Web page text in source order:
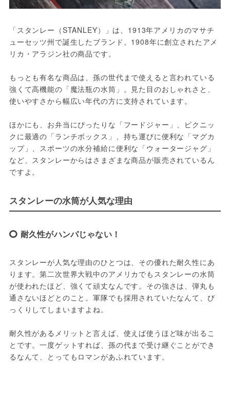
「スタンレー（STANLEY）」は、1913年アメリカのマサチ
ューセッツ州で誕生したブランド。1908年に創立されたアメ
リカ・アラジン社の商品です。
もっとも有名な商品は、孫の世代まで使えると言われている
強くて高機能の「魔法瓶の水筒」。見た目のおしゃれさと、
使いやすさから幅広い年代の方に支持されています。
ほかにも、お弁当にぴったりな「フードジャー」、ピクニッ
クに最適の「ランチボックス」、持ち運びに便利な「マグカ
ップ」、スポーツの水分補給に便利な「ウォータージャグ」
など、スタンレーからはさまざまな商品が販売されているん
ですよ。
スタンレーの水筒が人気な理由
耐久性がハンパじゃない！
スタンレーが人気な理由のひとつは、その優れた耐久性にあ
ります。第二次世界大戦中のアメリカでもスタンレーの水筒
が使われたほど、強くて頑丈なんです。その強さは、弾丸も
通さないほどとのこと。軍隊でも採用されていたなんて、び
っくりしてしまいますよね。
耐久性があるメリットと言えば、使えば使うほど味が出るこ
とです。一度ゲットすれば、孫の代まで受け継ぐことができ
るなんて、とってもロマンがあふれています。